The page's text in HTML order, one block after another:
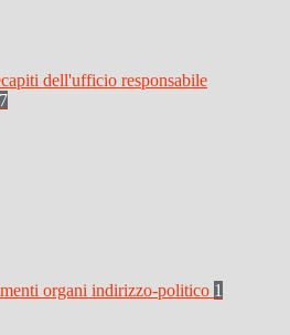
dell'ufficio responsabile
7
organi indirizzo-politico 1